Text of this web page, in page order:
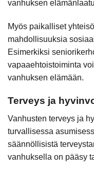
vanhuksen
Myös paikalliset
mahdollisuuksia
Esimerkiksi
vapaaehtoistoiminta
vanhuksen elämään.
Terveys ja
Vanhusten terveys ja
turvallisessa
säännöllisistä
vanhuksella on pääsy